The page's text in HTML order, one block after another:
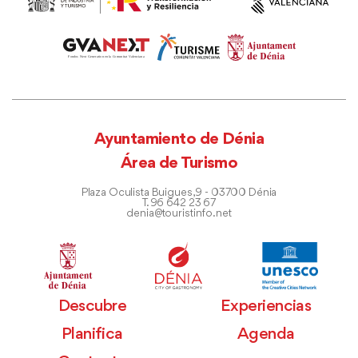
Ayuntamiento de Dénia
Área de Turismo
Plaza Oculista Buigues, 9 - 03700 Dénia
T. 96 642 23 67
denia@touristinfo.net
Descubre
Experiencias
Planifica
Agenda